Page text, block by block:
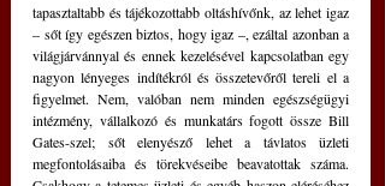
tapasztaltabb és tájékozottabb oltáshívőnk, az lehet igaz
– sőt így egészen biztos, hogy igaz –, ezáltal azonban a
világjárvánnyal és ennek kezelésével kapcsolatban egy
nagyon lényeges indítékról és összetevőről tereli el a
figyelmet. Nem, valóban nem minden egészségügyi
intézmény, vállalkozó és munkatárs fogott össze Bill
Gates-szel; sőt elenyésző lehet a távlatos üzleti
megfontolásaiba és törekvéseibe beavatottak száma.